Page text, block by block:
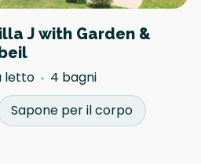
J with Garden &
letto
4 bagni
Sapone per il corpo